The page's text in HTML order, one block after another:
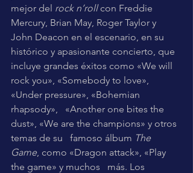
mejor del rock n’roll con Freddie
Mercury, Brian May, Roger Taylor y
John Deacon en el escenario, en su
histórico y apasionante concierto, que
incluye grandes éxitos como «We will
rock you», «Somebody to love»,
«Under pressure», «Bohemian
rhapsody»,   «Another one bites the
dust», «We are the champions» y otros
temas de su   famoso álbum The
Game , como «Dragon attack», «Play
the game» y muchos   más. Los